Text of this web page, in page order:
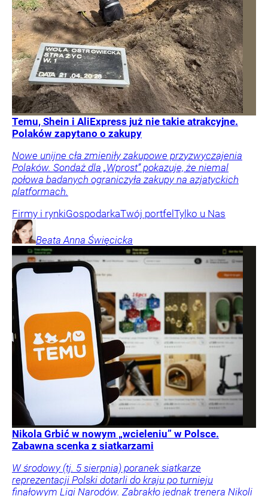
Temu, Shein i AliExpress już nie takie atrakcyjne.
Polaków zapytano o zakupy
Nowe unijne cła zmieniły zakupowe przyzwyczajenia
Polaków. Sondaż dla „Wprost” pokazuje, że niemal
połowa badanych ograniczyła zakupy na azjatyckich
platformach.
Firmy i rynkiGospodarkaTwój portfelTylko u Nas
Beata Anna Święcicka
Nikola Grbić w nowym „wcieleniu” w Polsce.
Zabawna scenka z siatkarzami
W środowy (tj. 5 sierpnia) poranek siatkarze
reprezentacji Polski dotarli do kraju po turnieju
finałowym Ligi Narodów. Zabrakło jednak trenera Nikoli